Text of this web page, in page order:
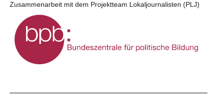
Zusammenarbeit mit dem Projektteam Lokaljournalisten (PLJ)